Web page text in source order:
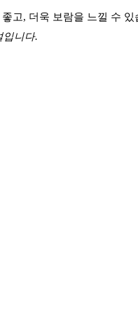
고, 더욱 보람을 느낄 수 있
입니다.